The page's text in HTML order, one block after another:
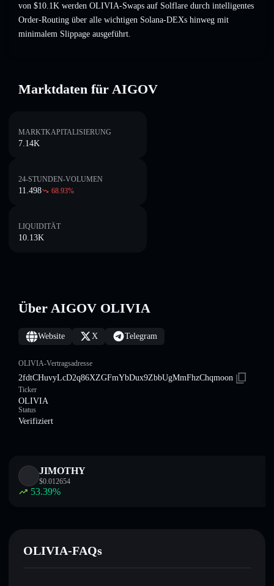
von $10.1K werden OLIVIA-Swaps auf Solflare durch intelligentes
Order-Routing über alle wichtigen Solana-DEXs hinweg mit
minimalem Slippage ausgeführt.
Marktdaten für AIGOV
MARKTKAPITALISIERUNG
7.14K
24-STUNDEN-VOLUMEN
11.498 68.93%
LIQUIDITÄT
10.13K
Über AIGOV OLIVIA
Website X Telegram
OLIVIA-Vertragsadresse
2fdtCHuvyLcD2q86XZGFmYbDux9ZbbUgMmFhzChqmoon
Ticker
OLIVIA
Status
Verifiziert
JIMOTHY
$0.012654
53.39%
OLIVIA-FAQs